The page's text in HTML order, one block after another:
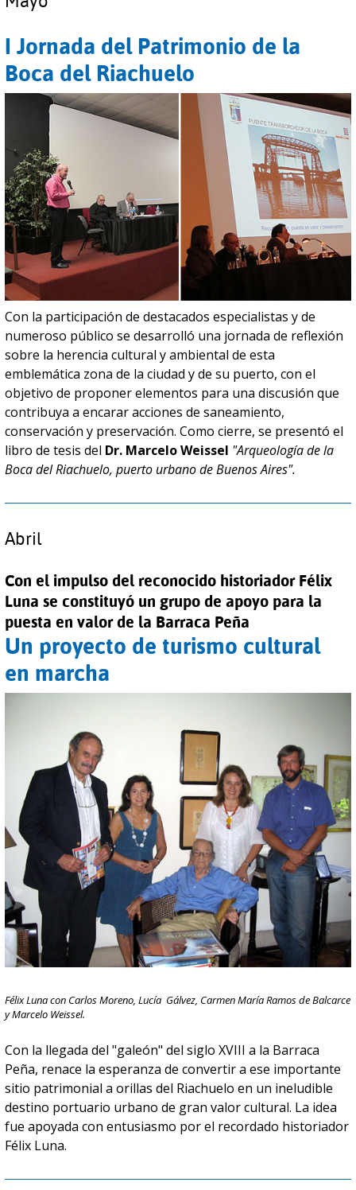
I Jornada del Patrimonio de la
Boca del Riachuelo
Con la participación de destacados especialistas y de
numeroso público se desarrolló una jornada de reflexión
sobre la herencia cultural y ambiental de esta
emblemática zona de la ciudad y de su puerto, con el
objetivo de proponer elementos para una discusión que
contribuya a encarar acciones de saneamiento,
conservación y preservación. Como cierre, se presentó el
libro de tesis del Dr. Marcelo Weissel "Arqueología de la
Boca del Riachuelo, puerto urbano de Buenos Aires".
Abril
Con el impulso del reconocido historiador Félix
Luna se constituyó un grupo de apoyo para la
puesta en valor de la Barraca Peña
Un proyecto de turismo cultural
en marcha
Félix Luna con Carlos Moreno, Lucía Gálvez, Carmen María Ramos de Balcarce
y Marcelo Weissel.
Con la llegada del "galeón" del siglo XVIII a la Barraca
Peña, renace la esperanza de convertir a ese importante
sitio patrimonial a orillas del Riachuelo en un ineludible
destino portuario urbano de gran valor cultural. La idea
fue apoyada con entusiasmo por el recordado historiador
Félix Luna.